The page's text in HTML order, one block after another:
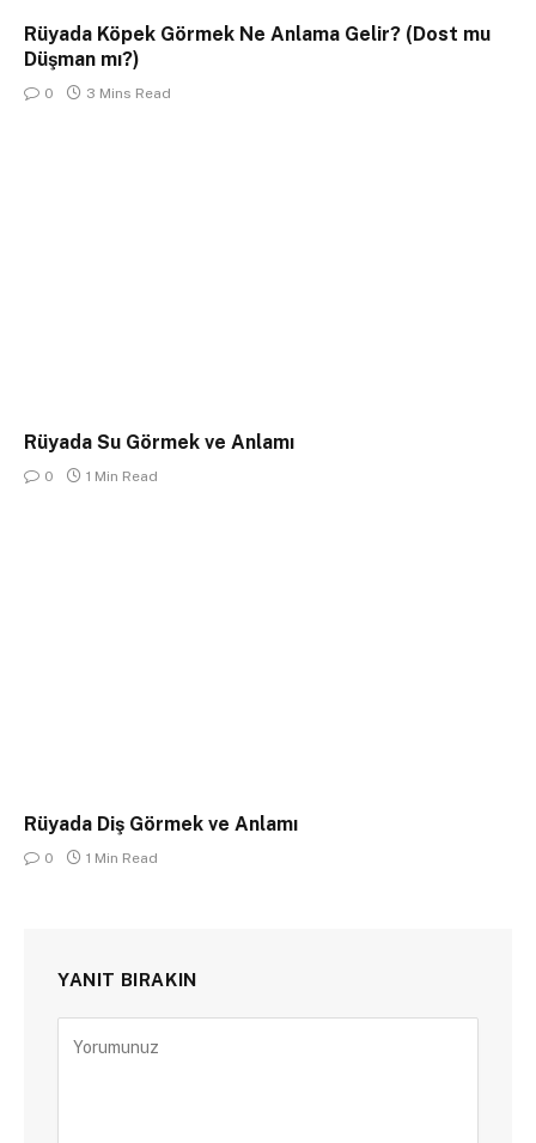
Rüyada Köpek Görmek Ne Anlama Gelir? (Dost mu
Düşman mı?)
0 3 Mins Read
Rüyada Su Görmek ve Anlamı
0 1 Min Read
Rüyada Diş Görmek ve Anlamı
0 1 Min Read
YANIT BIRAKIN